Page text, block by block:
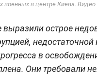
военных в центре Киева.
острое
в
Они требовали